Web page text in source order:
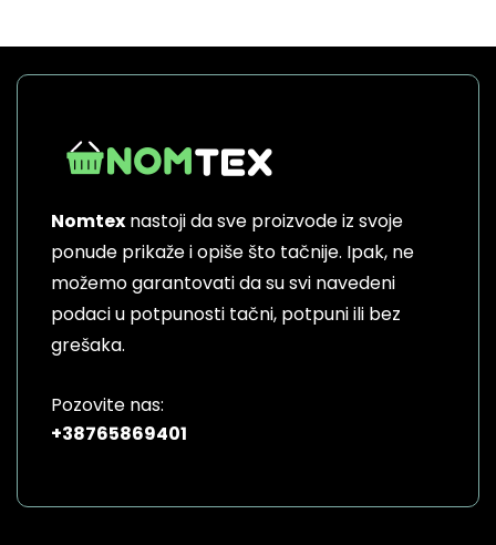
Nomtex nastoji da sve proizvode iz svoje
ponude prikaže i opiše što tačnije. Ipak, ne
možemo garantovati da su svi navedeni
podaci u potpunosti tačni, potpuni ili bez
grešaka.
Pozovite nas:
+38765869401